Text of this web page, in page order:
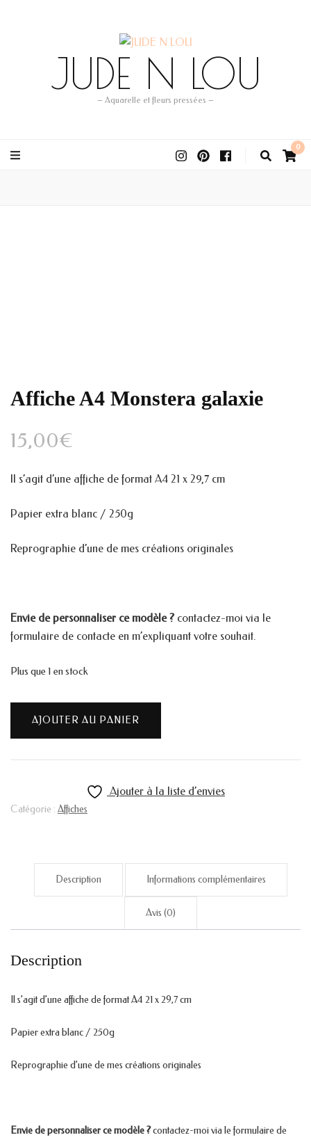
JUDE N LOU
– Aquarelle et fleurs pressées –
0
Affiche A4 Monstera galaxie
15,00€
Il s’agit d’une affiche de format A4 21 x 29,7 cm
Papier extra blanc / 250g
Reprographie d’une de mes créations originales
Envie de personnaliser ce modèle ?contactez-moi via le
formulaire de contacte en m’expliquant votre souhait.
Plus que 1 en stock
quantité
Affiche
A4
AJOUTER AU PANIER
Ajouter à la liste d’envies
Catégorie : Affiches
Description Informations complémentaires
Avis (0)
Description
Il s’agit d’une affiche de format A4 21 x 29,7 cm
Papier extra blanc / 250g
Reprographie d’une de mes créations originales
Envie de personnaliser ce modèle ?contactez-moi via le formulaire de